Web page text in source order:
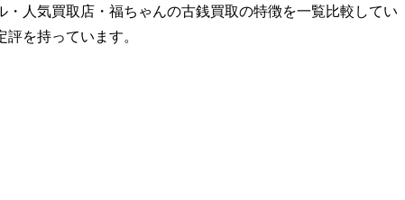
人気買取店・福ちゃんの古銭買取の特徴を一覧比較してい
を持っています。